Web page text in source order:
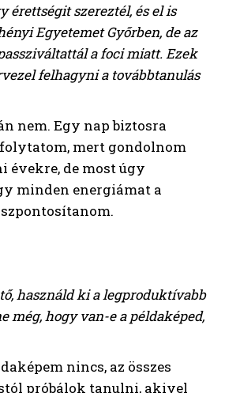
érettségit szereztél, és el is
Egyetemet Győrben, de az
a foci miatt.Ezek
felhagyni a továbbtanulás
nem. Egy nap biztosra
mert gondolnom
évekre, de most úgy
minden energiámat a
használd ki a legproduktívabb
még, hogy van-e a példaképed,
nincs, az összes
próbálok tanulni, akivel